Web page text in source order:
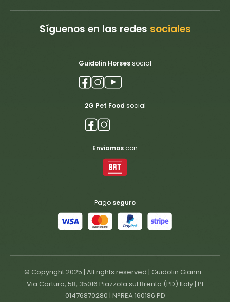
Síguenos en las redes sociales
Guidolin Horsessocial
2G Pet Food social
Enviamos con
Pago seguro
© Copyright 2025 | All rights reserved | Guidolin Gianni -
Via Carturo, 58, 35016 Piazzola sul Brenta (PD) Italy | PI
01476870280 | N°REA 160186 PD